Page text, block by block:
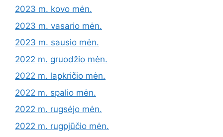
2023 m. kovo mėn.
2023 m. vasario mėn.
2023 m. sausio mėn.
2022 m. gruodžio mėn.
2022 m. lapkričio mėn.
2022 m. spalio mėn.
2022 m. rugsėjo mėn.
2022 m. rugpjūčio mėn.